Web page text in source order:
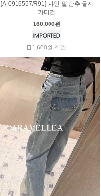
{A-0916557/R91} 샤인 펄 단추 골지
가디건
160,000원
1,600원 적립